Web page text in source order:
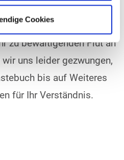
Cookies
zu bewältigenden Flut an
uns leider gezwungen,
bis auf Weiteres
für Ihr Verständnis.